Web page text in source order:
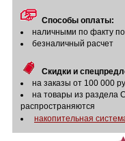
Способы оплаты:
наличными по факту
безналичный расчет
Скидки и
на заказы от 100 000
на товары из
распространяются
накопительная